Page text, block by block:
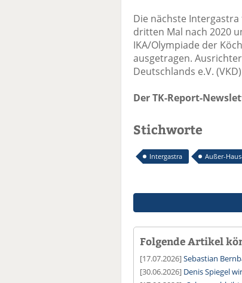
Die nächste
dritten Mal nach 2020
IKA/Olympiade der
ausgetragen.
Deutschlands e.V.
Der TK-Report-
Stichworte
Intergastra Außer-
Folgende Artikel
[17.07.2026]Sebastian
[30.06.2026] Denis Spiegel